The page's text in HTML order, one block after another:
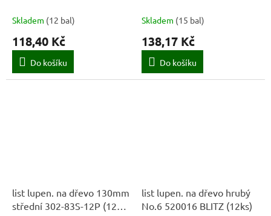
Skladem (12 bal)
118,40 Kč
Do košíku
Skladem (15 bal)
138,17 Kč
Do košíku
list lupen. na dřevo 130mm
střední 302-83S-12P (12ks)
list lupen. na dřevo hrubý
No.6 520016 BLITZ (12ks)